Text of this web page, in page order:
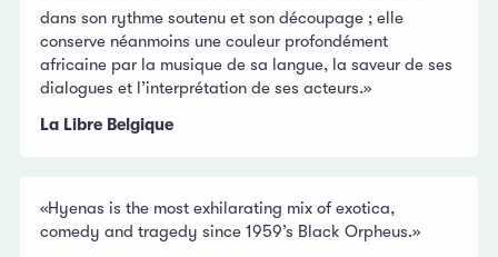
dans son rythme soutenu et son découpage ; elle
conserve néanmoins une couleur profondément
africaine par la musique de sa langue, la saveur de ses
dialogues et l’interprétation de ses acteurs.»
La Libre Belgique
«Hyenas is the most exhilarating mix of exotica,
comedy and tragedy since 1959’s Black Orpheus.»